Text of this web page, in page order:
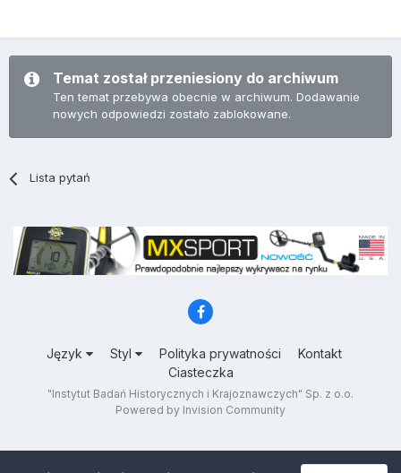
Temat został przeniesiony do archiwum
Ten temat przebywa obecnie w archiwum. Dodawanie
nowych odpowiedzi zostało zablokowane.
Lista pytań
Język Styl Polityka prywatności
Kontakt
Ciasteczka
"Instytut Badań Historycznych i Krajoznawczych" Sp. z o.o.
Powered by Invision Community